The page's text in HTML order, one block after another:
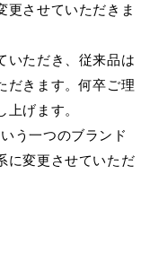
更させていただきま
いただき、従来品は
だきます。何卒ご理
げます。
う一つのブランド
に変更させていただ